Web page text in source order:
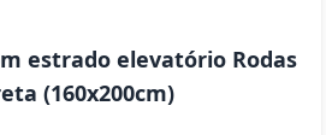
estrado elevatório Rodas
(160x200cm)